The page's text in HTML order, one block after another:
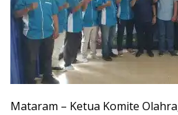
Mataram – Ketua Komite